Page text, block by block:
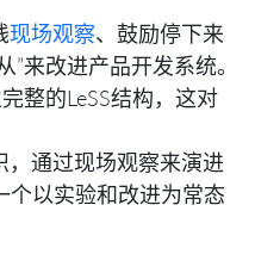
现场观察、鼓励停下来
”来改进产品开发系统。
整的LeSS结构，这对
，通过现场观察来演进
个以实验和改进为常态